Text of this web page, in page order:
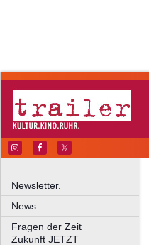
Newsletter.
News.
Fragen der Zeit
Zukunft JETZT